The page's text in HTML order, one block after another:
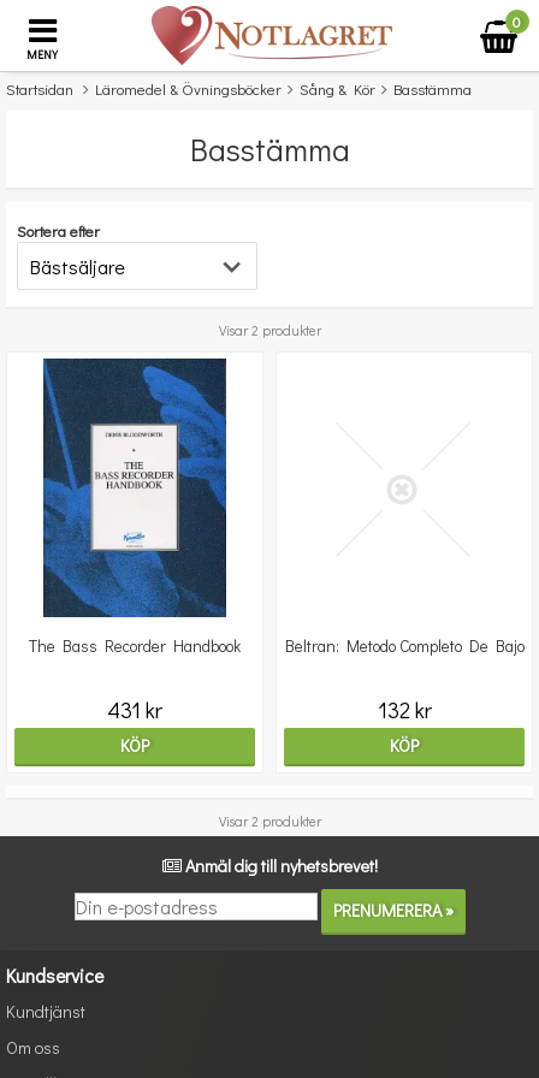
MENY
0
Startsidan Läromedel & Övningsböcker Sång & Kör Basstämma
Basstämma
Sortera efter
Visar 2 produkter
The Bass Recorder Handbook
431 kr
KÖP
Beltran: Metodo Completo De Bajo
132 kr
KÖP
Visar 2 produkter
Anmäl dig till nyhetsbrevet!
Kundservice
Kundtjänst
Om oss